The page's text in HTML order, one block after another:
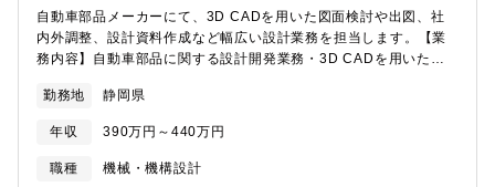
自動車部品メーカーにて、3D CADを用いた図面検討や出図、社
内外調整、設計資料作成など幅広い設計業務を担当します。【業
務内容】自動車部品に関する設計開発業務・3D CADを用いた図
関係部門との調整業務・設計開発に関する各種資料作成・その
他、設計業務全般のサポート【身につくスキル】・3D CADを用
いた実践的な設計スキル・自動車部品に関する設計開発経験・社
内外との調整力、ドキュメント作成力【PR】・設計の基礎から実
勤務地 静岡県
年収 390万円～440万円
職種
機械・機構設計